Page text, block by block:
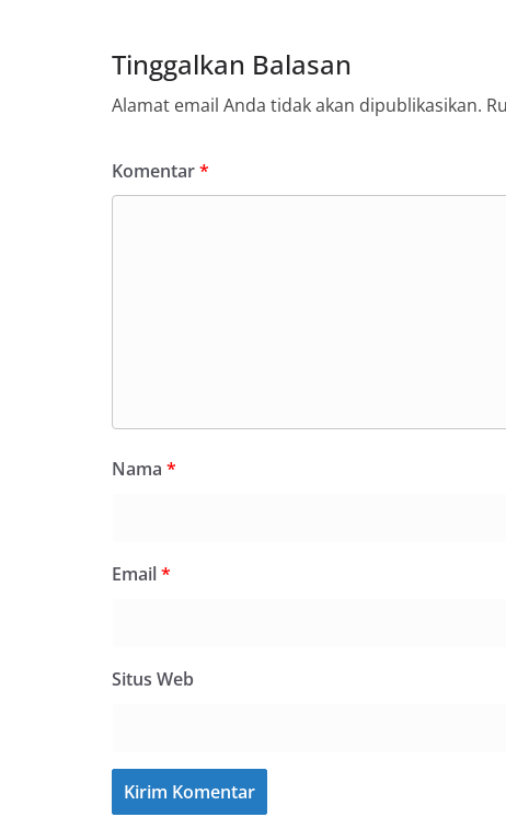
Tinggalkan Balasan
Alamat email Anda tidak akan dipublikasikan.
Komentar*
Nama *
Email*
Situs Web